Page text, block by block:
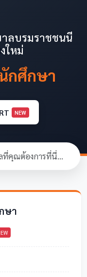
ลบรมราชชนนี
ใหม่
กศึกษา
NEW
ษา